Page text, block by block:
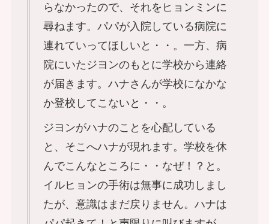
らなかったので、それをヒョンミンに
尋ねます。パパが入院している病院に
連れていってほしいと・・。一方、病
院にいたジヨンのもとに学校から連絡
が届きます。ハナさんが学校になかな
か登校してこないと・・。
ジヨンがハナのことを心配している
と、そこへハナが現れます。学校を休
んでこんなところに・・なぜ！？と。
イルヒョンの手術は無事に成功しまし
たが、意識はまだ戻りません。ハナは